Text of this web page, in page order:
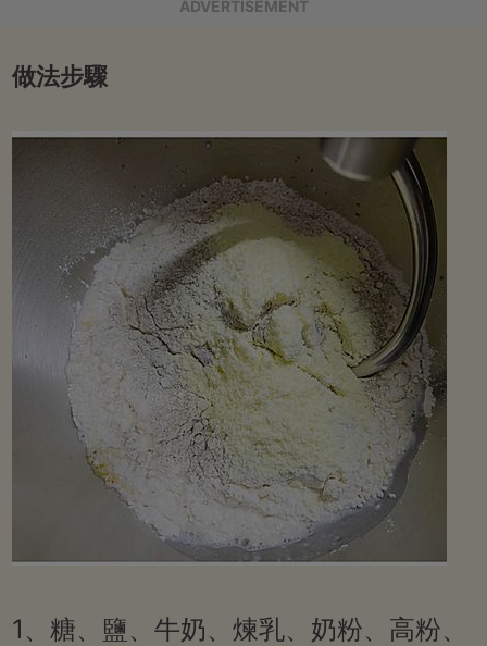
ADVERTISEMENT
做法步驟
1、糖、鹽、牛奶、煉乳、奶粉、高粉、